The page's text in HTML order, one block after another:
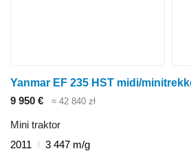
Yanmar EF 235 HST midi/
9 950 €
≈ 42 840 zł
Mini traktor
2011
3 447 m/g